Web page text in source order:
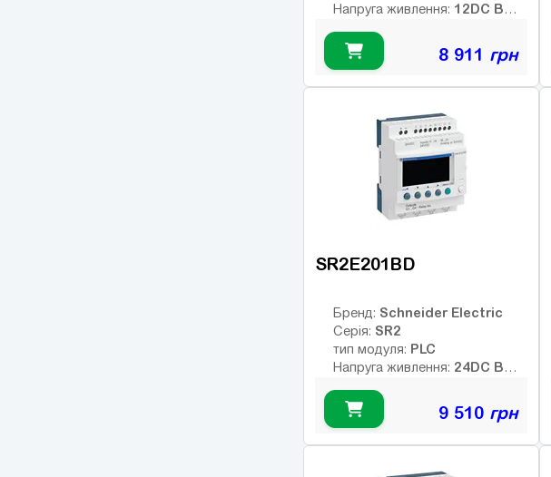
Напруга живлення: 12DC В
релейні
Інтерфейс: Немає
USB порт:
Число дискретних виходів:
Число високочастотних
8 911 грн
SR2E201BD
Бренд: Schneider Electric
Серія: SR2
тип модуля: PLC
Напруга живлення: 24DC В
релейні
Інтерфейс: Немає9 510 грн